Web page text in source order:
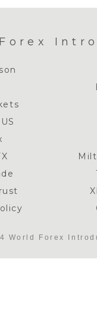
World Forex